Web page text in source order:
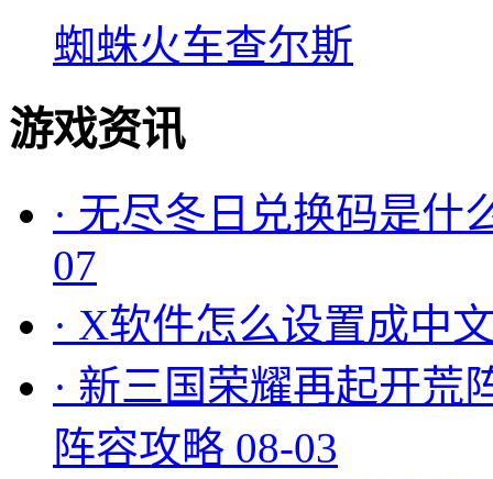
蜘蛛火车查尔斯
游戏资讯
· 无尽冬日兑换码是什
07
· X软件怎么设置成中
· 新三国荣耀再起开荒
阵容攻略 08-03